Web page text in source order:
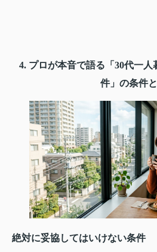
4. プロが本音で語る「30代一
件」の条件
絶対に妥協してはいけない条件